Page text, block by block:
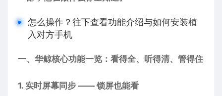
怎么操作？往下查看功能介绍与如何安装植
入对方手机
一、华鲸核心功能一览：看得全、听得清、管得住
1. 实时屏幕同步 —— 锁屏也能看